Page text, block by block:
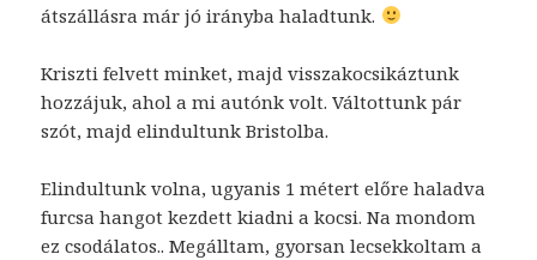
átszállásra már jó irányba haladtunk.
Kriszti felvett minket, majd visszakocsikáztunk
hozzájuk, ahol a mi autónk volt. Váltottunk pár
szót, majd elindultunk Bristolba.
Elindultunk volna, ugyanis 1 métert előre haladva
furcsa hangot kezdett kiadni a kocsi. Na mondom
ez csodálatos.. Megálltam, gyorsan lecsekkoltam a